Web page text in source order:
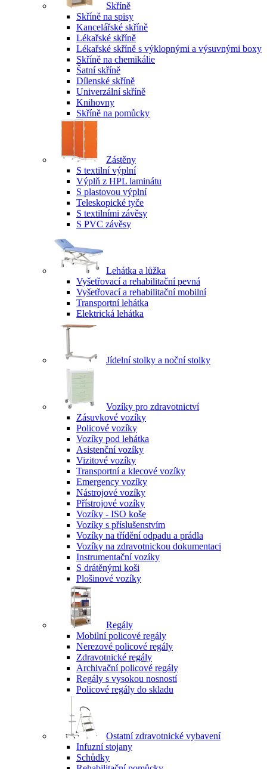
Skříně
Skříně na spisy
Kancelářské skříně
Lékařské skříně
Lékařské skříně s výklopnými a výsuvnými boxy
Skříně na chemikálie
Šatní skříně
Dílenské skříně
Univerzální skříně
Knihovny
Skříně na pomůcky
Zástěny
S textilní výplní
Výplň z HPL laminátu
S plastovou výplní
Teleskopické tyče
S textilními závěsy
S PVC závěsy
Lehátka a lůžka
Vyšetřovací a rehabilitační pevná
Vyšetřovací a rehabilitační mobilní
Transportní lehátka
Elektrická lehátka
Jídelní stolky a noční stolky
Vozíky pro zdravotnictví
Zásuvkové vozíky
Policové vozíky
Vozíky pod lehátka
Asistenční vozíky
Vizitové vozíky
Transportní a klecové vozíky
Emergency vozíky
Nástrojové vozíky
Přístrojové vozíky
Vozíky - ISO koše
Vozíky s příslušenstvím
Vozíky na třídění odpadu a prádla
Vozíky na zdravotnickou dokumentaci
Instrumentační vozíky
S drátěnými koši
Plošinové vozíky
Regály
Mobilní policové regály
Nerezové policové regály
Zdravotnické regály
Archivační policové regály
Regály s vysokou nosností
Policové regály do skladu
Ostatní zdravotnické vybavení
Infuzní stojany
Schůdky